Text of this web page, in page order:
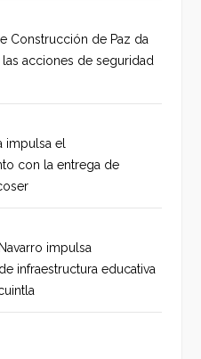
Construcción de Paz da
acciones de seguridad
impulsa el
con la entrega de
impulsa
infraestructura educativa